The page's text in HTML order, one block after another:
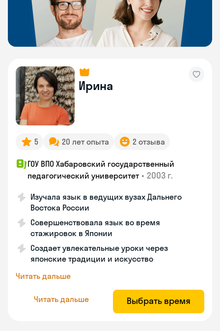
Ирина
5 20 лет опыта 2 отзыва
ГОУ ВПО Хабаровский государственный
педагогический университет • 2003 г.
Изучала язык в ведущих вузах Дальнего
Востока России
Совершенствовала язык во время
стажировок в Японии
Создает увлекательные уроки через
японские традиции и искусство
Читать дальше
Читать дальше Выбрать время